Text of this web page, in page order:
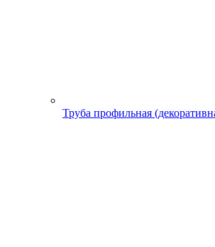
Труба профильная